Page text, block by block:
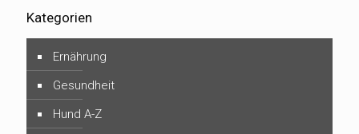
Kategorien
Ernährung
Gesundheit
Hund A-Z